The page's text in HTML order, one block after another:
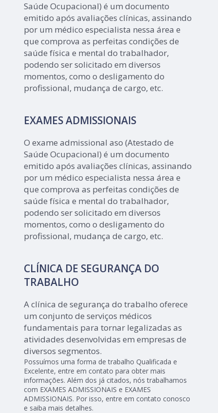
Saúde Ocupacional) é um documento
emitido após avaliações clínicas, assinando
por um médico especialista nessa área e
que comprova as perfeitas condições de
saúde física e mental do trabalhador,
podendo ser solicitado em diversos
momentos, como o desligamento do
profissional, mudança de cargo, etc.
EXAMES ADMISSIONAIS
O exame admissional aso (Atestado de
Saúde Ocupacional) é um documento
emitido após avaliações clínicas, assinando
por um médico especialista nessa área e
que comprova as perfeitas condições de
saúde física e mental do trabalhador,
podendo ser solicitado em diversos
momentos, como o desligamento do
profissional, mudança de cargo, etc.
CLÍNICA DE SEGURANÇA DO
TRABALHO
A clínica de segurança do trabalho oferece
um conjunto de serviços médicos
fundamentais para tornar legalizadas as
atividades desenvolvidas em empresas de
diversos segmentos.
Possuímos uma forma de trabalho Qualificada e
Excelente, entre em contato para obter mais
informações. Além dos já citados, nós trabalhamos
com EXAMES ADMISSIONAIS e EXAMES
ADMISSIONAIS. Por isso, entre em contato conosco
e saiba mais detalhes.